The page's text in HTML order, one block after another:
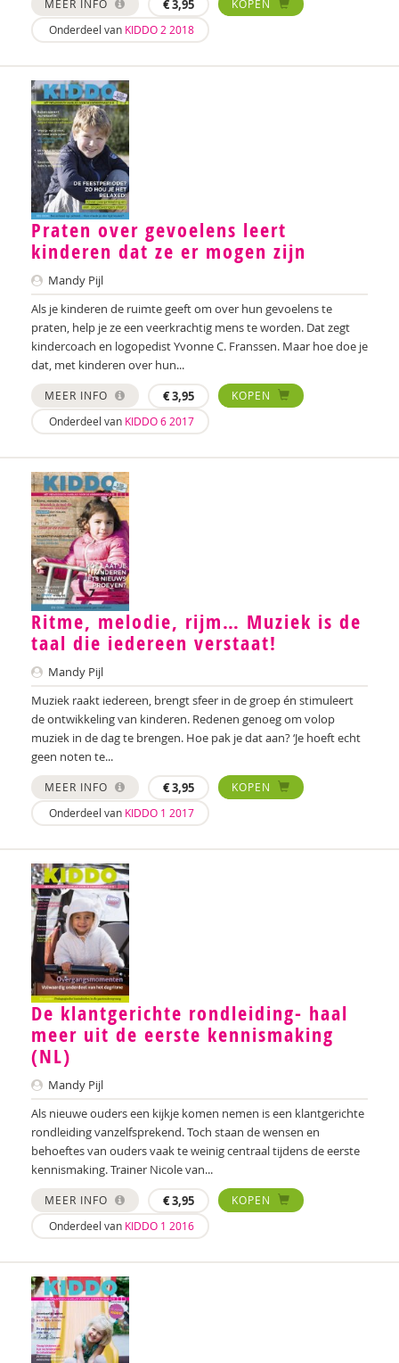
Laura Batstra
Rebecca Beck
Anke van Beckhoven
Celeste Bekkering
Joop Berding
Kim van den Berg
Maria Hetty van den Berg
Nicolette van den Berg
Remco van den Berg
Tonny van den Berg
Willeke van den Berg-Meijerhoven
Annelies Bergmans
Bram Berkhout
Louise Berkhout
Brenda Berns
Tony Bertram
Brenda Best
Annemiek van Beurden
Annemiek Beurden, van
Saskia van Beveren
Saskia Beverloo
Iva Bicanic
Anne Bijsterbosch
Joyce Blauwhoff
Geraldien Blokland
Robbert Blokland
Theo Blom
Esther Blondelle
Mascha Boelaars
Marieke Boelhouwer
Wendy Boesveld
Eveline Bogers
Jolien Boksebeld
Annerieke Boland
Lilian van der Bolt
Denise Bontje
Wendy Bontje
MEER INFO €3,95
KOPEN
Onderdeel van KIDDO 2 2018
Praten over gevoelens leert
kinderen dat ze er mogen zijn
Mandy Pijl
Als je kinderen de ruimte geeft om over hun gevoelens te
praten, help je ze een veerkrachtig mens te worden. Dat zegt
kindercoach en logopedist Yvonne C. Franssen. Maar hoe doe je
dat, met kinderen over hun...
MEER INFO €3,95
KOPEN
Onderdeel van KIDDO 6 2017
Ritme, melodie, rijm… Muziek is de
taal die iedereen verstaat!
Mandy Pijl
Muziek raakt iedereen, brengt sfeer in de groep én stimuleert
de ontwikkeling van kinderen. Redenen genoeg om volop
muziek in de dag te brengen. Hoe pak je dat aan? ‘Je hoeft echt
geen noten te...
MEER INFO €3,95
KOPEN
Onderdeel van KIDDO 1 2017
De klantgerichte rondleiding- haal
meer uit de eerste kennismaking
(NL)
Mandy Pijl
Als nieuwe ouders een kijkje komen nemen is een klantgerichte
rondleiding vanzelfsprekend. Toch staan de wensen en
behoeftes van ouders vaak te weinig centraal tijdens de eerste
kennismaking. Trainer Nicole van...
MEER INFO €3,95
KOPEN
Onderdeel van KIDDO 1 2016